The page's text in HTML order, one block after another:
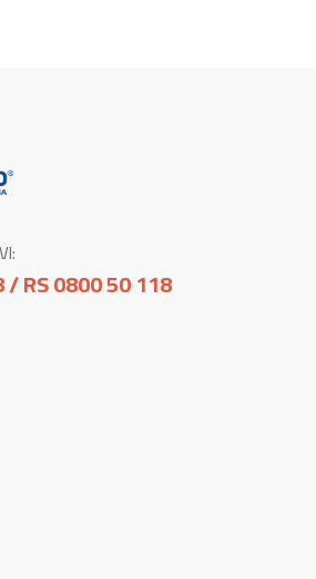
RS 0800 50 118